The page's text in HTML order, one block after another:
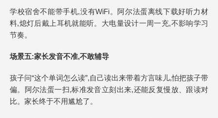
学校宿舍不能带手机,没有WiFi。阿尔法蛋离线下载好听力材
料,熄灯后戴上耳机就能听。大电量设计一周一充,不影响学习
节奏。
场景五:家长发音不准,不敢辅导
孩子问“这个单词怎么读”,自己读出来带着方言味儿,怕把孩子带
偏。阿尔法蛋一扫,标准发音立刻出来,还能反复慢放、跟读对
比。家长终于不用尴尬了。